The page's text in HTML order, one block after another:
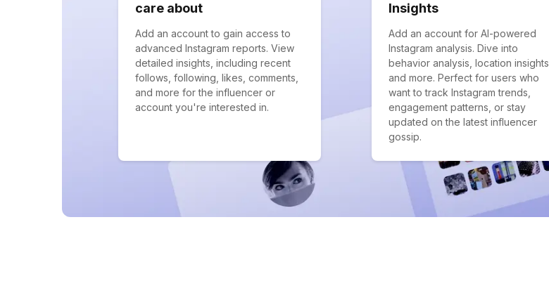
care about
Add an account to gain access to
advanced Instagram reports. View
detailed insights, including recent
follows, following, likes, comments,
and more for the influencer or
account you're interested in.
Insights
Add an account for AI-powered
Instagram analysis. Dive into
behavior analysis, location insights,
and more. Perfect for users who
want to track Instagram trends,
engagement patterns, or stay
updated on the latest influencer
gossip.